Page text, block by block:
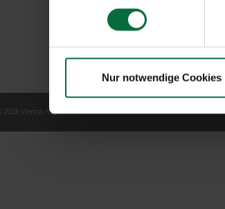
Nur notwendige Cookies
© 2026 Vienna Airport